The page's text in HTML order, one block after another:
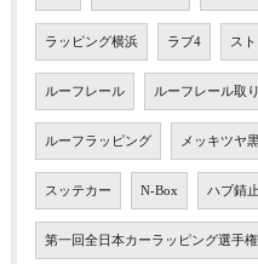
ラッピング横浜 ラブ4 ス
ルーフレール ルーフレール取
ルーフラッピング メッキツヤ
スッテカー N-Box ハブ錆
第一回全日本カーラッピング選手権